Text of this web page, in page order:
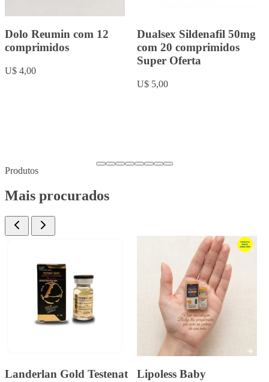
Rowachol com 50
cápsulas.
U$ 9,00
Fluoxetina 20mg com 20
comprimidos
Produtos
Mais procurados
Tirzec Tirzepatida 15mg
Landerlan Gold